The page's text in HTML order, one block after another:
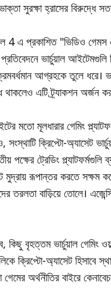
সুরক্ষা হ্রাসের বিরুদ্ধে
4 এ প্রকাশিত "ভিডিও গেমস
ভার্চুয়াল আইটেমগুলি
আগ্রহকে তুলে ধরে।
থাকলেও এটি ট্র্যাকশন অর্জন
মতো মূলধারার গেমিং
ক্রিপ্টো-অ্যাসেট
পক্ষের ট্রেডিং প্ল্যাটফর্মগুলি
মুদ্রায় রূপান্তর করতে সক্ষম
তরলতা বাড়িয়ে তোলে।
বৃহত্তম ভার্চুয়াল গেমিং
ক্রিপ্টো-অ্যাসেট হিসাবে
অর্থনীতির বাইরে